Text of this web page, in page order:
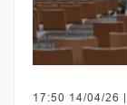
17:50 14/04/26 |